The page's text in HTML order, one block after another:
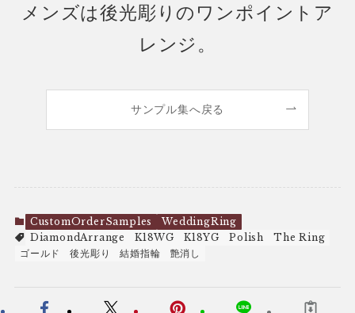
メンズは後光彫りのワンポイントア
レンジ。
サンプル集へ戻る
CustomOrderSamples
WeddingRing
DiamondArrange
K18WG K18YG Polish
The Ring
ゴールド
後光彫り 結婚指輪 艶消し